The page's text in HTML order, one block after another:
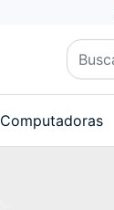
Computadoras